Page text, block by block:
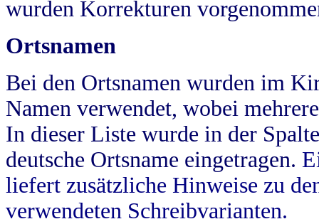
wurden Korrekturen
Ortsnamen
Bei den Ortsnamen wurden im
Namen verwendet, wobei
In dieser Liste wurde in der
deutsche Ortsname eingetragen.
liefert zusätzliche Hinweise zu
verwendeten Schreibvarianten.